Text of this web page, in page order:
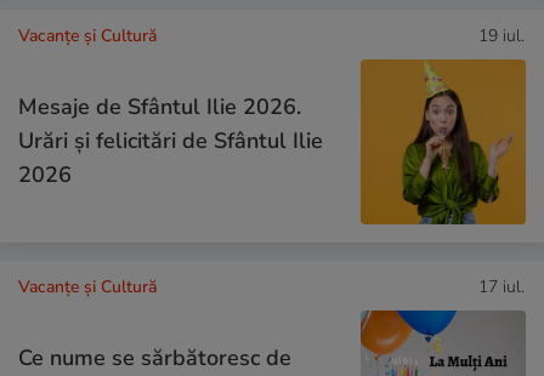
Vacanțe și Cultură 19 iul.
Mesaje de Sfântul Ilie 2026.
Urări și felicitări de Sfântul Ilie
2026
Vacanțe și Cultură 17 iul.
Ce nume se sărbătoresc de